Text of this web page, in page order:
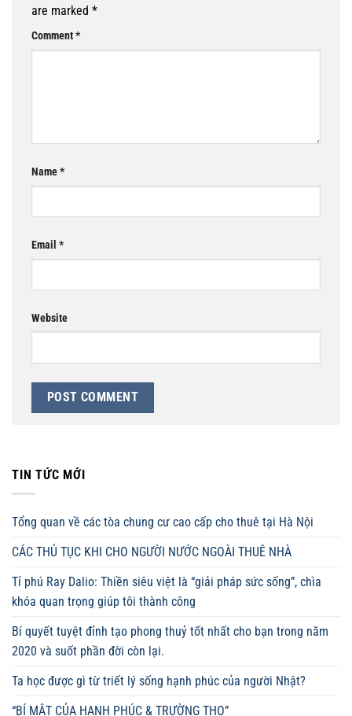
are marked *
Comment*
Name*
Email *
Website
TIN TỨC MỚI
Tổng quan về các tòa chung cư cao cấp cho thuê tại Hà Nội
CÁC THỦ TỤC KHI CHO NGƯỜI NƯỚC NGOÀI THUÊ NHÀ
Tỉ phú Ray Dalio: Thiền siêu việt là “giải pháp sức sống”, chìa
khóa quan trọng giúp tôi thành công
Bí quyết tuyệt đỉnh tạo phong thuỷ tốt nhất cho bạn trong năm
2020 và suốt phần đời còn lại.
Ta học được gì từ triết lý sống hạnh phúc của người Nhật?
“BÍ MẬT CỦA HẠNH PHÚC & TRƯỜNG THỌ”